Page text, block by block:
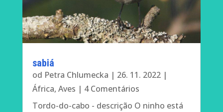
sabiá
od Petra Chlumecka | 26. 11. 2022|
África, Aves | 4 Comentários
Tordo-do-cabo - descrição O ninho está